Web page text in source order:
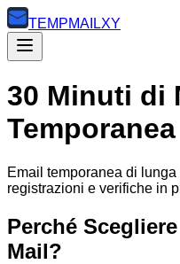
TEMPMAILXY
30 Minuti di
Temporanea
Email temporanea di
registrazioni e verifiche in
Perché
Mail?